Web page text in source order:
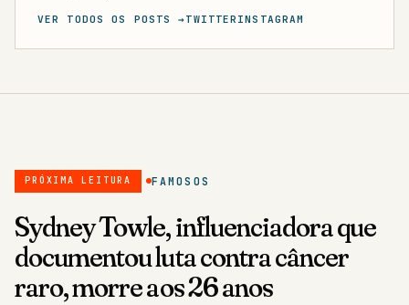
VER TODOS OS POSTS →TWITTER INSTAGRAM
PRÓXIMA LEITURA FAMOSOS
Sydney Towle, influenciadora que
documentou luta contra câncer
raro, morre aos 26 anos